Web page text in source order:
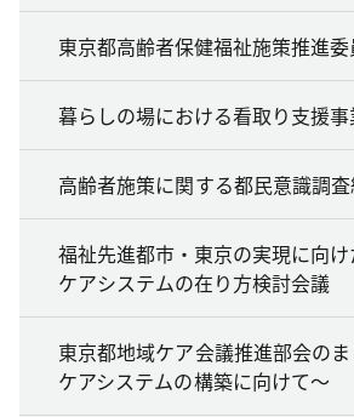
東京都高齢者保健福祉施策推進
暮らしの場における看取り支援事
高齢者施策に関する都民意識調
福祉先進都市・東京の実現に向
ケアシステムの在り方検討会議
東京都地域ケア会議推進部会の
ケアシステムの構築に向けて～